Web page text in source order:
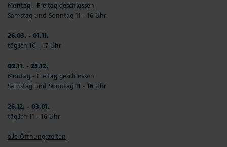
Montag - Freitag geschlossen
Samstag und Sonntag 11 - 16 Uhr
26.03. - 01.11.
täglich 10 - 17 Uhr
02.11. - 25.12.
Montag - Freitag geschlossen
Samstag und Sonntag 11 - 16 Uhr
26.12. - 03.01.
täglich 11 - 16 Uhr
alle Öffnungszeiten